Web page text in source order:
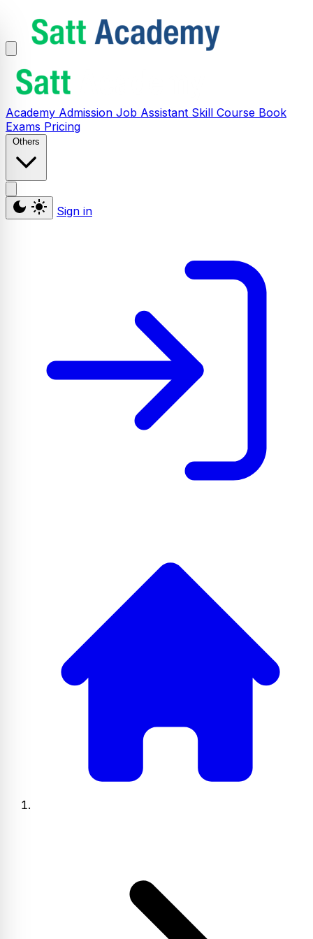
Academy Admission Job Assistant Skill Course Book
Exams Pricing
Others
Sign in